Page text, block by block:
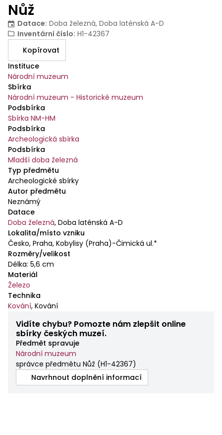
Nůž
Datace: Doba železná, Doba laténská A-D
Inventární číslo: H1-42367
Kopírovat
Instituce
Národní muzeum
Sbírka
Národní muzeum - Historické muzeum
Podsbírka
Sbírka NM-HM
Podsbírka
Archeologická sbírka
Podsbírka
Mladší doba železná
Typ předmětu
Archeologické sbírky
Autor předmětu
Neznámý
Datace
Doba železná, Doba laténská A-D
Lokalita/místo vzniku
Česko, Praha, Kobylisy (Praha)-Čimická ul.*
Rozměry/velikost
Délka: 5,6 cm
Materiál
Železo
Technika
Kování, Kování
Vidíte chybu? Pomozte nám zlepšit online
sbírky českých muzeí.
Předmět spravuje
Národní muzeum
správce předmětu Nůž (H1-42367)
Navrhnout doplnění informací